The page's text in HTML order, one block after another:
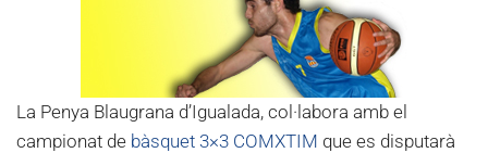
La Penya Blaugrana d’Igualada, col·labora amb el
campionat de bàsquet 3×3 COMXTIM que es disputarà